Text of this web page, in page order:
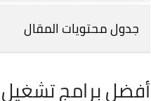
جدول محتويات المقال
أفضل برامج تشغيل